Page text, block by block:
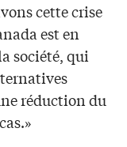
cette crise
est en
société, qui
réduction du